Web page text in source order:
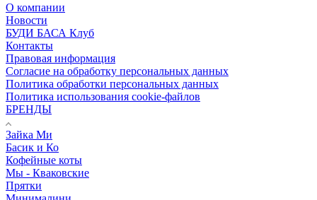
О компании
Новости
БУДИ БАСА Клуб
Контакты
Правовая информация
Согласие на обработку персональных данных
Политика обработки персональных данных
Политика использования cookie-файлов
БРЕНДЫ
Зайка Ми
Басик и Ко
Кофейные коты
Мы - Кваковские
Прятки